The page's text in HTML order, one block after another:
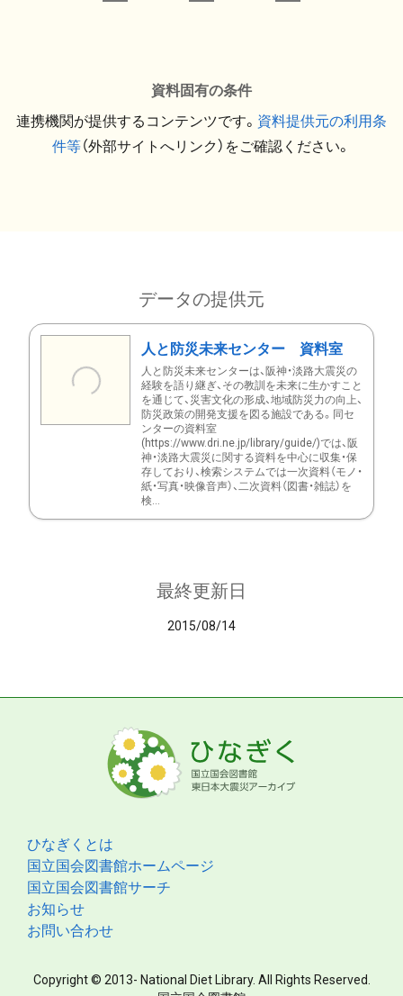
資料固有の条件
連携機関が提供するコンテンツです。 資料提供元の利用条
件等（外部サイトへリンク）をご確認ください。
データの提供元
人と防災未来センター 資料室
人と防災未来センターは、阪神・淡路大震災の
経験を語り継ぎ、その教訓を未来に生かすこと
を通じて、災害文化の形成、地域防災力の向上、
防災政策の開発支援を図る施設である。同セ
ンターの資料室
(https://www.dri.ne.jp/library/guide/)では、阪
神・淡路大震災に関する資料を中心に収集・保
存しており、検索システムでは一次資料（モノ・
紙・写真・映像音声）、二次資料（図書・雑誌）を
検...
最終更新日
2015/08/14
ひなぎくとは
国立国会図書館ホームページ
国立国会図書館サーチ
お知らせ
お問い合わせ
Copyright © 2013- National Diet Library. All Rights Reserved.